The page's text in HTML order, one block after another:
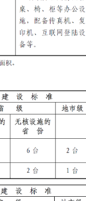
必须配备
器根据
《辐射环
及人员